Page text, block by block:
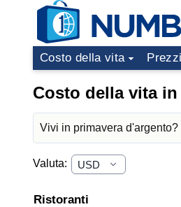
Costo della vita
Costo della vita
Vivi in primavera d'argento?
Valuta:
Ristoranti